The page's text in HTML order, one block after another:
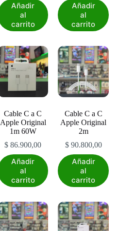
Añadir
al
carrito
Añadir
al
carrito
Cable C a C
Apple Original
1m 60W
$ 86.900,00
Añadir
al
carrito
Cable C a C
Apple Original
2m
$90.800,00
Añadir
al
carrito